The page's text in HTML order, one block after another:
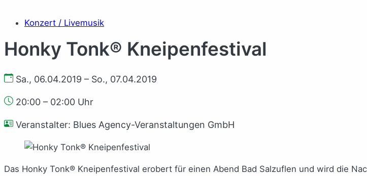
Konzert / Livemusik
Honky Tonk® Kneipenfestival
Sa., 06.04.2019 – So., 07.04.2019
20:00 – 02:00 Uhr
Veranstalter: Blues Agency-Veranstaltungen GmbH
Das Honky Tonk® Kneipenfestival erobert für einen Abend Bad Salzuflen und wird die